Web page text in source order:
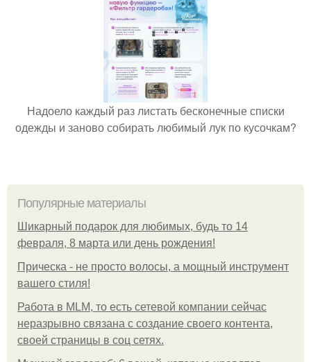
Надоело каждый раз листать бесконечные списки
одежды и заново собирать любимый лук по кусочкам?
Популярные материалы
Шикарный подарок для любимых, будь то 14
февраля, 8 марта или день рождения!
Прическа - не просто волосы, а мощный инструмент
вашего стиля!
Работа в MLM, то есть сетевой компании сейчас
неразрывно связана с создание своего контента,
своей страницы в соц сетях.